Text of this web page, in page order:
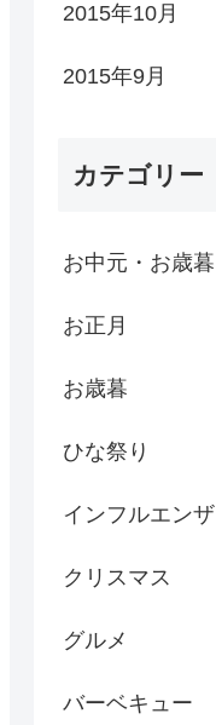
2015年10月
2015年9月
カテゴリー
お中元・お歳暮
お正月
お歳暮
ひな祭り
インフルエンザ
クリスマス
グルメ
バーベキュー